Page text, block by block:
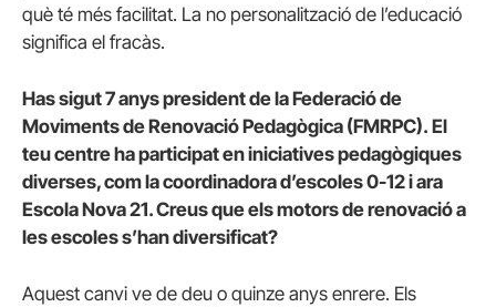
què té més facilitat. La no personalització de l’educació
significa el fracàs.
Has sigut 7 anys president de la Federació de
Moviments de Renovació Pedagògica (FMRPC). El
teu centre ha participat en iniciatives pedagògiques
diverses, com la coordinadora d’escoles 0-12 i ara
Escola Nova 21. Creus que els motors de renovació a
les escoles s’han diversificat?
Aquest canvi ve de deu o quinze anys enrere. Els